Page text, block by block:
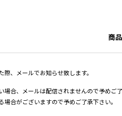
商
際、メールでお知らせ致します。
場合、メールは配信されませんので予めご
場合がございますので予めご了承下さい。